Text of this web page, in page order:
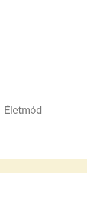
Életmód